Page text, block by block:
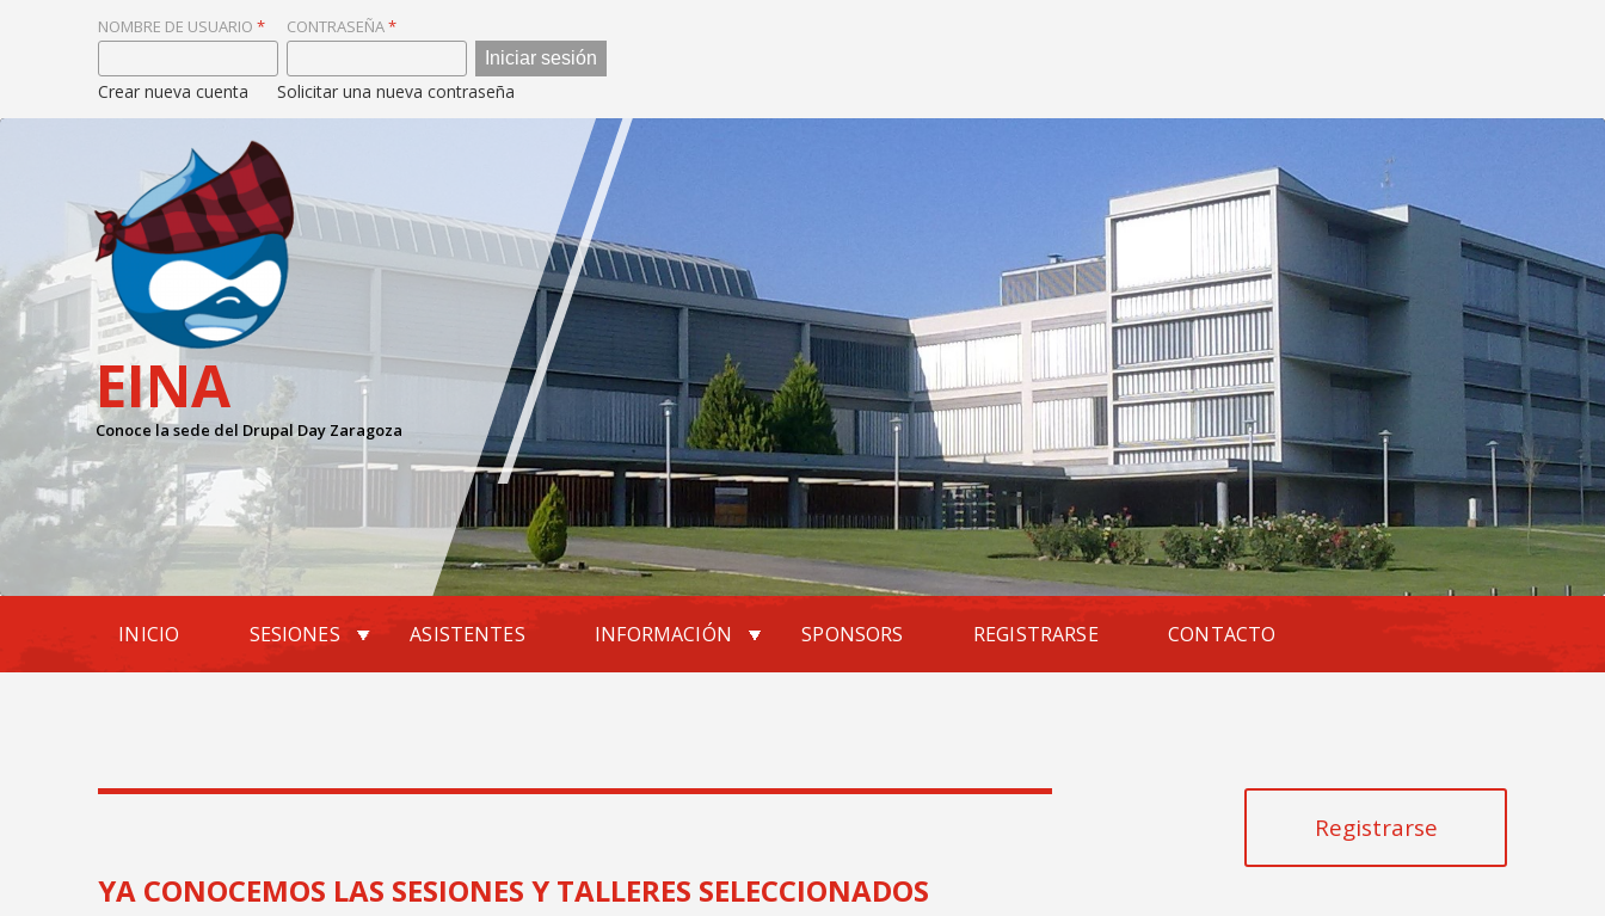
NOMBRE DE USUARIO * CONTRASEÑA*
Crear nueva cuenta Solicitar una nueva contraseña
EINA
Conoce la sede del Drupal Day Zaragoza
CÓMO LLEGAR
Zaragoza, cruce de caminos
ZARAGOZA
Ciudad de catedrales, capital del Ebro y mucho más
INICIO SESIONES ASISTENTES INFORMACIÓN SPONSORS REGISTRARSE CONTACTO
YA CONOCEMOS LAS SESIONES Y TALLERES SELECCIONADOS
Registrarse